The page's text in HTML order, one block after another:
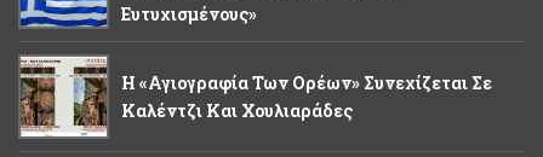
Ευτυχισμένους»
Η «Αγιογραφία Των Ορέων» Συνεχίζεται Σε
Καλέντζι Και Χουλιαράδες